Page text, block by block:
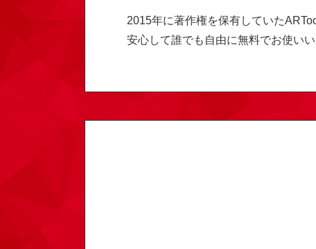
2015年に著作権を保有していた
安心して誰でも自由に無料でお使いい